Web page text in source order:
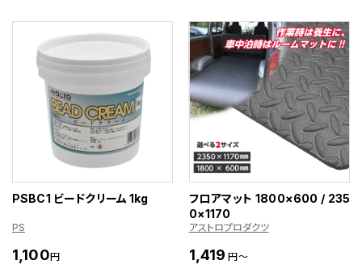
PSBC1 ビードクリーム 1kg
PS
1,100円
フロアマット 1800×600 / 235
0×1170
アストロプロダクツ
1,419 円～